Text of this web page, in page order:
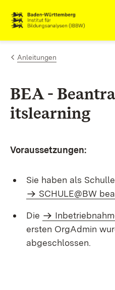
Zum Inhalt springen
Link zur Startseite
Anleitungen
BEA -
itslearning
Voraussetzungen:
Sie haben als
SCHULE@BW
Die
ersten OrgAdmin
abgeschlossen.